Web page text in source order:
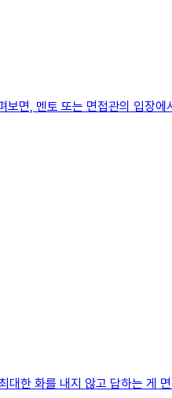
면, 멘토 또는 면접관의 입장에
한 화를 내지 않고 답하는 게